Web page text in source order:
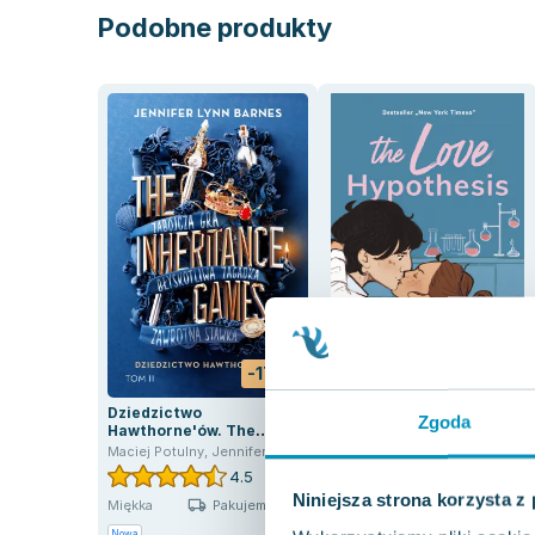
Zgoda
Niniejsza strona korzysta z
Podobne produkty
-17%
Dziedzictwo
Hawthorne'ów. The
Inheritance Games. Tom
2
Maciej Potulny, Jennifer Lynn Barnes
4.5
Miękka Pakujemy jutro
The Love Hypothesis
Ali Hazelwood
Miękka Pakujemy dzisiaj